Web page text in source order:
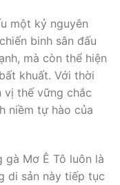
một kỷ nguyên
binh sân đấu
mà còn thể hiện
khuất. Với thời
vị thế vững chắc
niềm tự hào của
Mơ Ê Tô luôn là
di sản này tiếp tục